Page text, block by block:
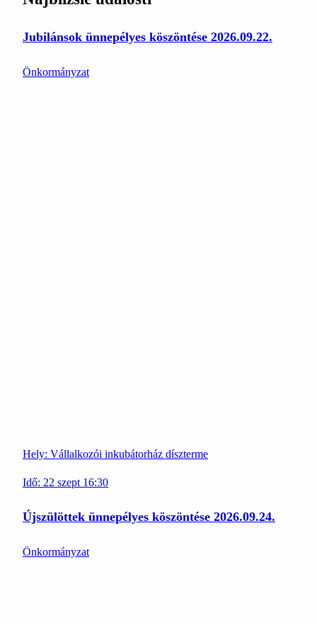
Jubilánsok ünnepélyes köszöntése 2026.09.22.
Önkormányzat
Hely: Vállalkozói inkubátorház díszterme
Idő: 22 szept 16:30
Újszülöttek ünnepélyes köszöntése 2026.09.24.
Önkormányzat